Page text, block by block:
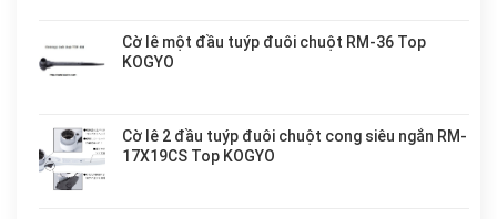
Cờ lê một đầu tuýp đuôi chuột RM-36 Top
KOGYO
Cờ lê 2 đầu tuýp đuôi chuột cong siêu ngắn RM-
17X19CS Top KOGYO